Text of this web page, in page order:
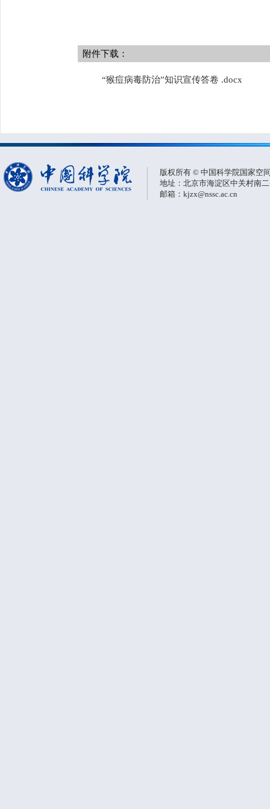
附件下载：
“猴痘病毒防治”知识宣传答卷 .docx
版权所有 © 中国科学院国家空
地址：北京市海淀区中关村南
邮箱：kjzx@nssc.ac.cn